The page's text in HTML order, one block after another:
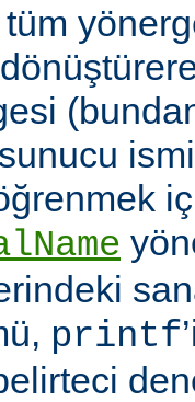
printf